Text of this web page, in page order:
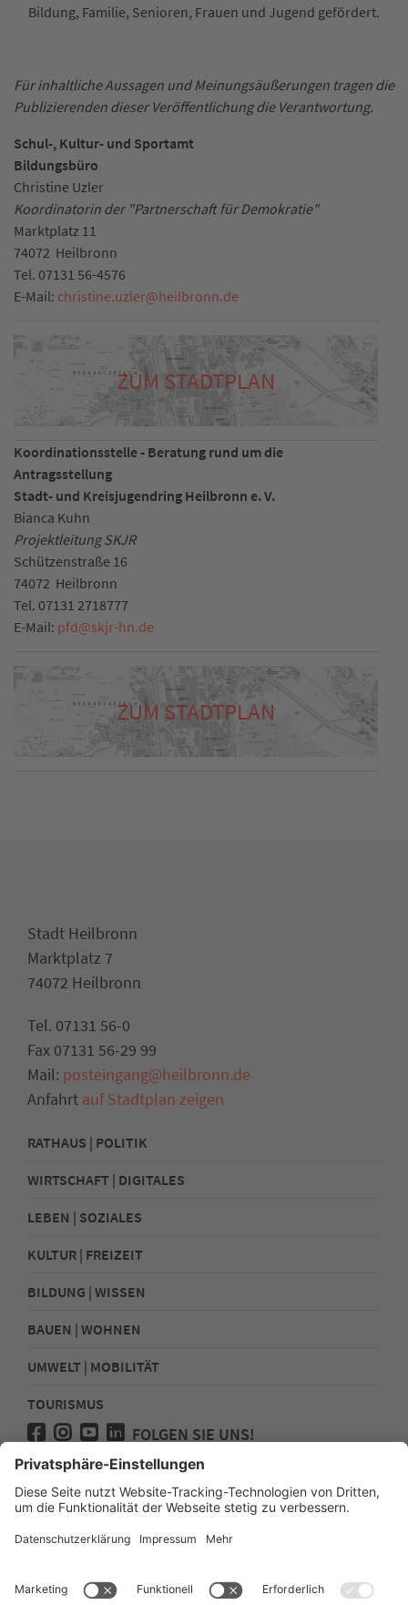
Bildung, Familie, Senioren, Frauen und Jugend gefördert.
Für inhaltliche Aussagen und Meinungsäußerungen tragen die
Publizierenden dieser Veröffentlichung die Verantwortung.
Schul-, Kultur- und Sportamt
Bildungsbüro
Christine Uzler
Koordinatorin der "Partnerschaft für Demokratie"
Marktplatz 11
74072 Heilbronn
Tel. 07131 56-4576
E-Mail: christine.uzler@heilbronn.de
ZUM STADTPLAN
Koordinationsstelle - Beratung rund um die
Antragsstellung
Stadt- und Kreisjugendring Heilbronn e. V.
Bianca Kuhn
Projektleitung SKJR
Schützenstraße 16
74072 Heilbronn
Tel. 07131 2718777
E-Mail: pfd@skjr-hn.de
ZUM STADTPLAN
Stadt Heilbronn
Marktplatz 7
74072 Heilbronn
Tel. 07131 56-0
Fax 07131 56-29 99
Mail: posteingang@heilbronn.de
Anfahrt auf Stadtplan zeigen
RATHAUS | POLITIK
WIRTSCHAFT | DIGITALES
LEBEN | SOZIALES
KULTUR | FREIZEIT
BILDUNG | WISSEN
BAUEN | WOHNEN
UMWELT | MOBILITÄT
TOURISMUS
FOLGEN SIE UNS!
Presse
Kontakt
Impressum
Sitemap